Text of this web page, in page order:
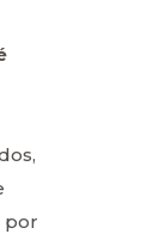
por